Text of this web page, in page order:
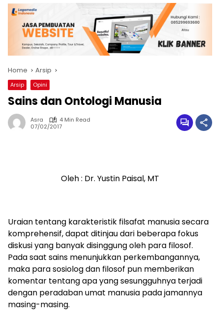
Home Arsip
Arsip Opini
Sains dan Ontologi Manusia
Asra
4 Min Read
07/02/2017
Oleh : Dr. Yustin Paisal, MT
Uraian tentang karakteristik filsafat manusia secara
komprehensif, dapat ditinjau dari beberapa fokus
diskusi yang banyak disinggung oleh para filosof.
Pada saat sains menunjukkan perkembangannya,
maka para sosiolog dan filosof pun memberikan
komentar tentang apa yang sesungguhnya terjadi
dengan peradaban umat manusia pada jamannya
masing-masing.